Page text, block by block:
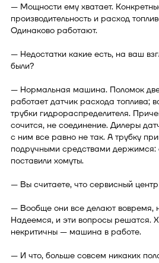
— Мощности ему хватает.
производительность и расход
Одинаково работают.
— Недостатки какие есть, на ваш
были?
— Нормальная машина. Поломок
работает датчик расхода топлива;
трубки гидрораспределителя.
сочится, не соединение. Дилеры
с ним все равно не так. А трубку
подручными средствами держимся:
поставили хомуты.
— Вы считаете, что сервисный
— Вообще они все делают вовремя,
Надеемся, и эти вопросы решатся.
некритичны — машина в работе.
— И что, больше совсем никаких